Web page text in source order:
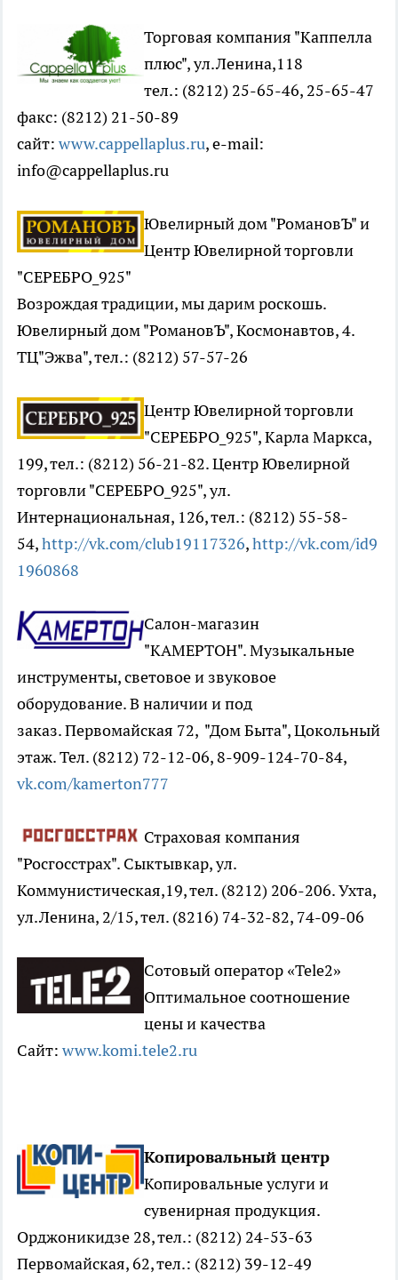
Торговая компания "Каппелла
плюс", ул.Ленина,118
тел.: (8212) 25-65-46, 25-65-47
факс: (8212) 21-50-89
сайт: www.cappellaplus.ru, e-mail:
info@cappellaplus.ru
Ювелирный дом "РомановЪ" и
Центр Ювелирной торговли
"СЕРЕБРО_925"
​Возрождая традиции, мы дарим роскошь.
Ювелирный дом "РомановЪ", Космонавтов, 4.
ТЦ"Эжва", тел.: (8212) 57-57-26
Центр Ювелирной торговли
"СЕРЕБРО_925", Карла Маркса,
199, тел.: (8212) 56-21-82. Центр Ювелирной
торговли "СЕРЕБРО_925", ул.
Интернациональная, 126, тел.: (8212) 55-58-
54,http://vk.com/club19117326,http://vk.com/id9
1960868
Салон-магазин
"КАМЕРТОН". Музыкальные
инструменты, световое и звуковое
оборудование. В наличии и под
заказ. Первомайская 72, "Дом Быта", Цокольный
этаж. Тел. (8212) 72-12-06, 8-909-124-70-84,
vk.com/kamerton777
Страховая компания
"Росгосстрах". Сыктывкар, ул.
Коммунистическая,19, тел. (8212) 206-206. Ухта,
ул.Ленина, 2/15, тел. (8216) 74-32-82, 74-09-06
Сотовый оператор «Tele2»
Оптимальное соотношение
цены и качества
Сайт: www.komi.tele2.ru
Копировальный центр
Копировальные услуги и
сувенирная продукция.
Орджоникидзе 28, тел.: (8212) 24-53-63
Первомайская, 62, тел.: (8212) 39-12-49